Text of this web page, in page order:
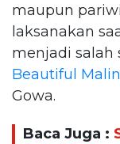
maupun
laksanakan
menjadi salah
Beautiful
Gowa.
Baca Juga :